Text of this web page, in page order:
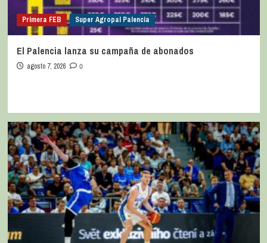
Primera FEB Super Agropal Palencia
El Palencia lanza su campaña de abonados
agosto 7, 2026 0